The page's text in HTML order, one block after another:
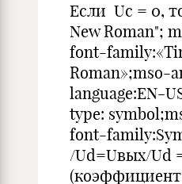
Если Uс = 0,
New Roman";
font-
Roman»;mso-
language:EN-
type:
font-
/Ud=Uвых/Ud